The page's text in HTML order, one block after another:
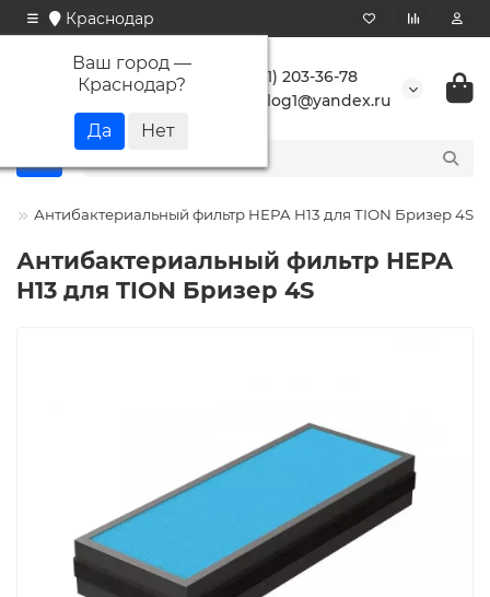
Краснодар
Ваш город —
Краснодар?
+7 (861) 203-36-78
buranlog1@yandex.ru
Антибактериальный фильтр HEPA H13 для TION Бризер 4S
Антибактериальный фильтр HEPA
H13 для TION Бризер 4S